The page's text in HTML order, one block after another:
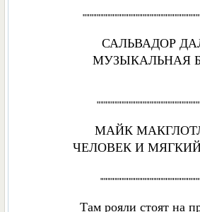
САЛЬВАДОР
МУЗЫКАЛЬНАЯ
МАЙК
ЧЕЛОВЕК И
Там рояли стоят на